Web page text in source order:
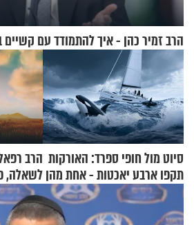
הרב זמיר כהן - איך להתמודד עם
סיוט מול חופי ספרד: האורקות
תקפו ארבע יאכטות - אחת מהן
טבעה
הרב
להוכיח